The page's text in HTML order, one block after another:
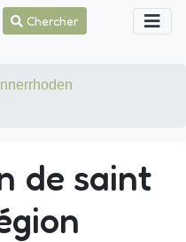
Chercher
de saint